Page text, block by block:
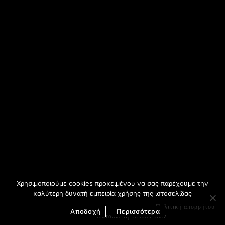
Πολιτική απορρήτου
Κατασκευή ιστοσελίδων
Χρησιμοποιούμε cookies προκειμένου να σας παρέχουμε την
καλύτερη δυνατή εμπειρία χρήσης της ιστοσελίδας
Αποδοχή Περισσότερα